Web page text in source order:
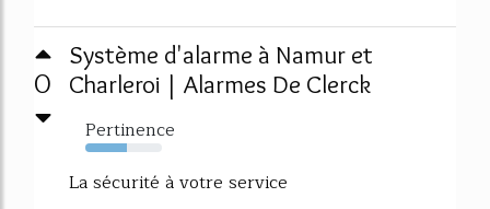
0
Système d'alarme à Namur et
Charleroi | Alarmes De Clerck
Pertinence
54%
La sécurité à votre service